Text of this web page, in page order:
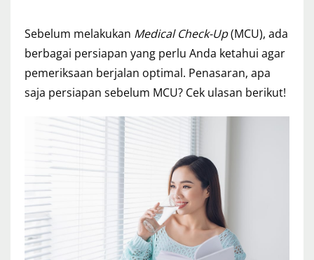
Sebelum melakukan Medical Check-Up(MCU), ada
berbagai persiapan yang perlu Anda ketahui agar
pemeriksaan berjalan optimal. Penasaran, apa
saja persiapan sebelum MCU? Cek ulasan berikut!